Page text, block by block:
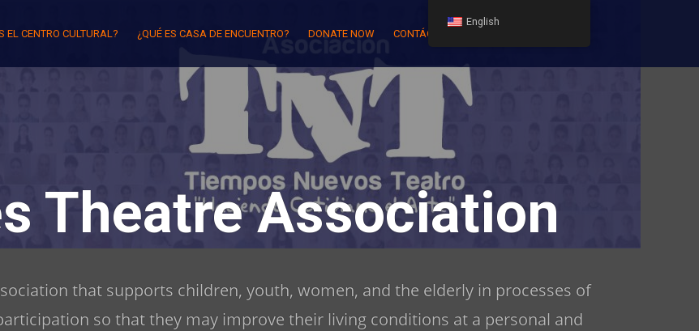
EL CENTRO CULTURAL? ¿QUÉ ES CASA DE ENCUENTRO? DONATE NOW CONTÁCTENOS
Theatre Association
that supports children, youth, women, and the elderly in processes of
so that they may improve their living conditions at a personal and
English